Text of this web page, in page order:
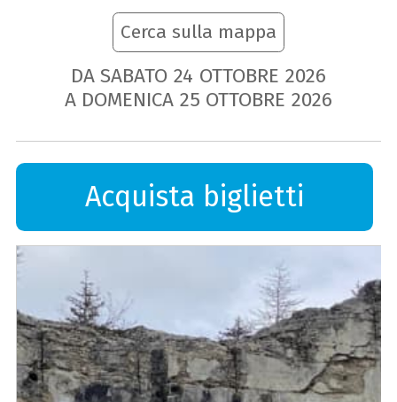
Cerca sulla mappa
DA SABATO 24 OTTOBRE 2026
A DOMENICA 25 OTTOBRE 2026
Acquista biglietti